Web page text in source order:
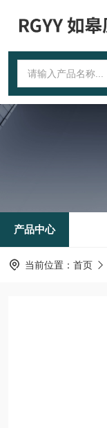
产品中心
当前位置： 首页